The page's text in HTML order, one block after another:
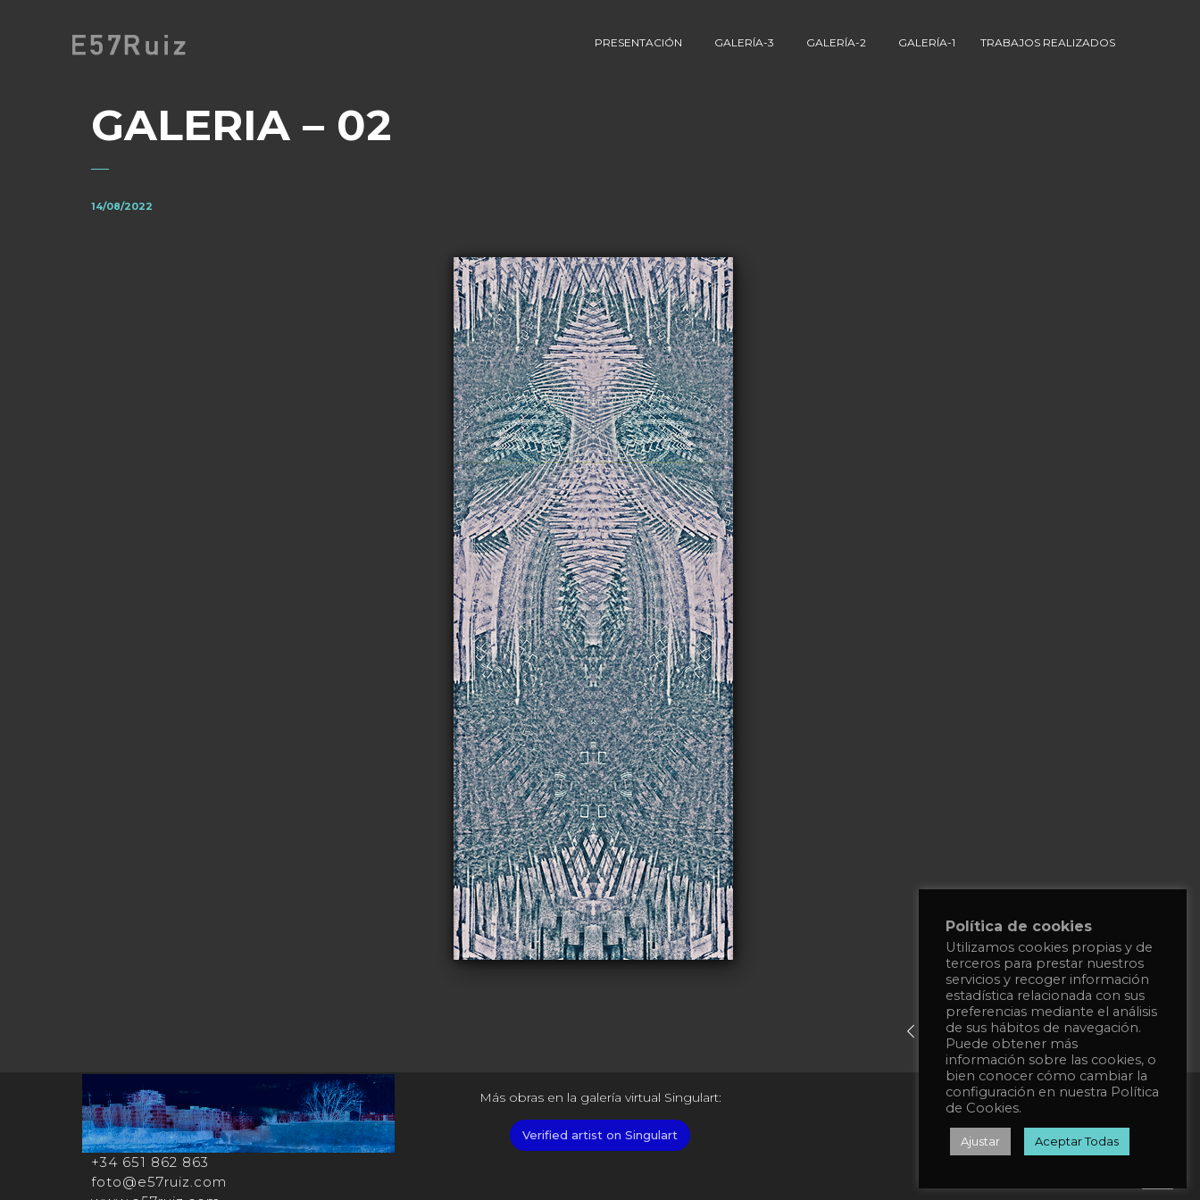
PRESENTACIÓN GALERÍA-3 GALERÍA-2 GALERÍA-1 TRABAJOS REALIZADOS
GALERIA – 02
14/08/2022
previous post next post
+34 651 862 863
foto@e57ruiz.com
Más obras en la galería virtual Singulart:
Verified artist on Singulart
Política de privacidad
Política de Cookies
Política de cookies
Utilizamos cookies propias y de
terceros para prestar nuestros
servicios y recoger información
estadística relacionada con sus
preferencias mediante el análisis
de sus hábitos de navegación.
Puede obtener más
información sobre las cookies, o
bien conocer cómo cambiar la
configuración en nuestra Política
de Cookies.
Ajustar Aceptar Todas